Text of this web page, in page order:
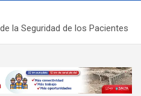
la Seguridad de los Pacientes